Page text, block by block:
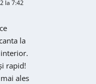
la 7:42
la
rapid!
ales